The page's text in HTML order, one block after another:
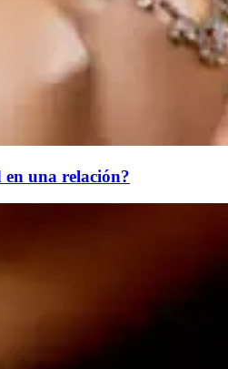
una relación?